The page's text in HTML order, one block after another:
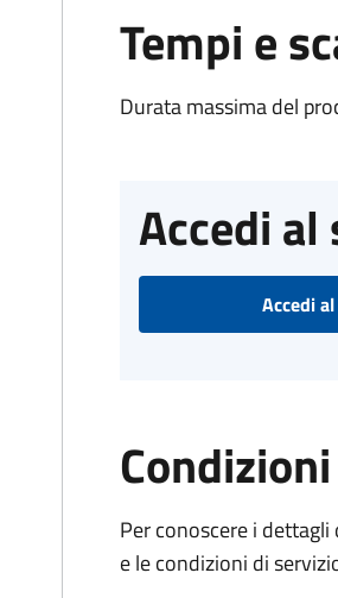
Tempi e
Durata massima del
Accedi
Accedi
Per conoscere i
e le condizioni di